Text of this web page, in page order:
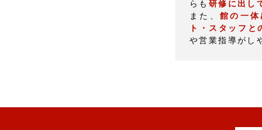
らも 研修に出し
また、 館の一
ト・スタッフ
や営業指導がし